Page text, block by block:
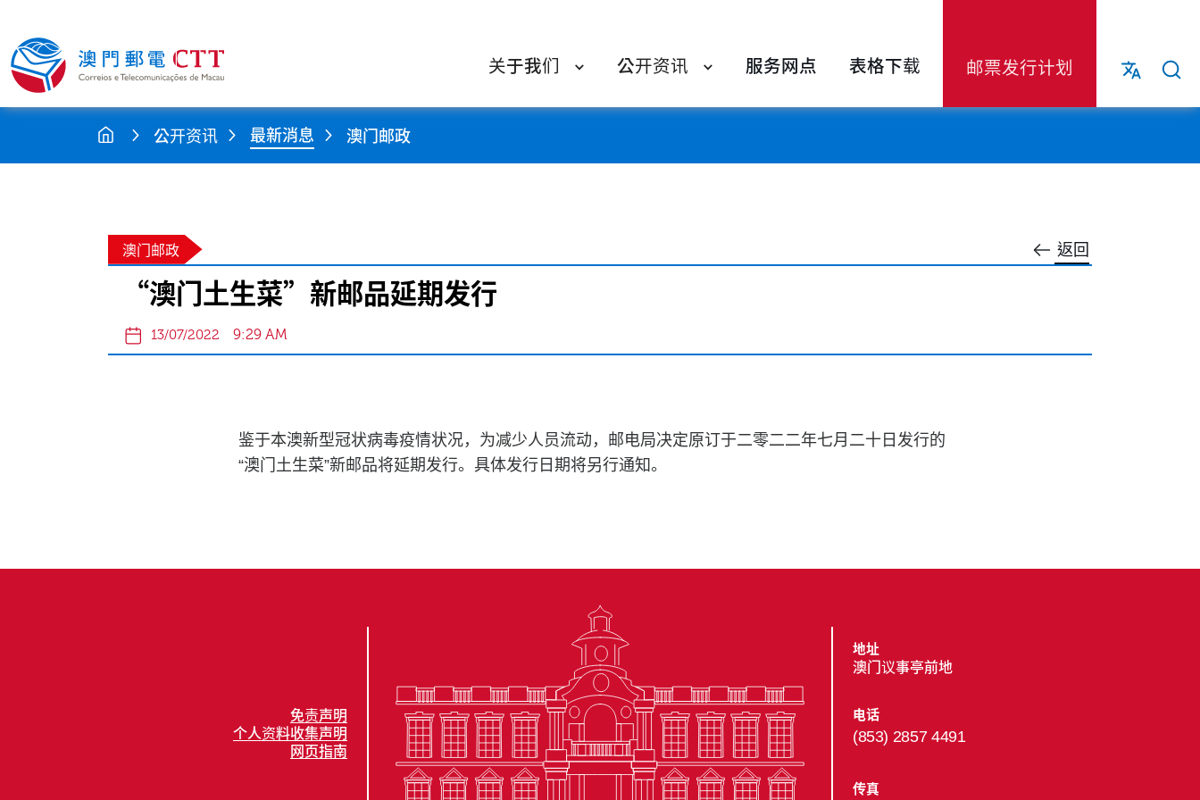
关于我们 公开资讯 服务网点 表格下载 邮票发行计划
公开资讯 最新消息 澳门邮政
返回
澳门邮政
“澳门土生菜”新邮品延期发行
13/07/2022 9:29 AM
鉴于本澳新型冠状病毒疫情状况，为减少人员流动，邮电局决定原订于二零二二年七月二十日发行的
“澳门土生菜”新邮品将延期发行。具体发行日期将另行通知。
免责声明
个人资料收集声明
网页指南
地址
澳门议事亭前地
电话
(853) 2857 4491
传真